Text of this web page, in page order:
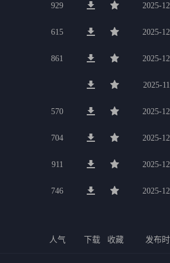
929 2025-
615 2025-
861 2025-
2025-
570 2025-
704 2025-
911 2025-
746 2025-
人气 下载 收藏 发布时